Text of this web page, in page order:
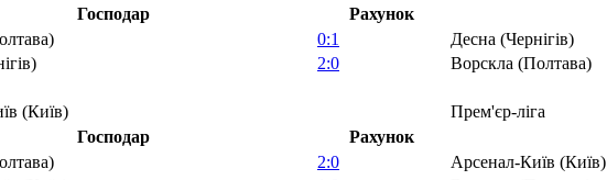
Господар Рахунок
0:1 Десна (Чернігів)
2:0 Ворскла (Полтава)
(Київ)
Прем'єр-ліга
Господар Рахунок
2:0 Арсенал-Київ (Київ)